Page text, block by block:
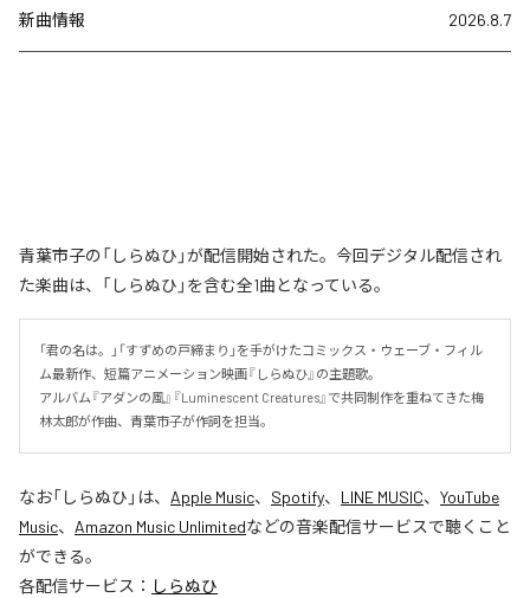
新曲情報 2026.8.7
青葉市子の「しらぬひ」が配信開始された。今回デジタル配信され
た楽曲は、「しらぬひ」を含む全1曲となっている。
「君の名は。」「すずめの戸締まり」を手がけたコミックス・ウェーブ・フィル
ム最新作、短篇アニメーション映画『しらぬひ』の主題歌。
アルバム『アダンの風』『Luminescent Creatures』で共同制作を重ねてきた梅
林太郎が作曲、青葉市子が作詞を担当。
なお「しらぬひ 」は、 Apple Music、 Spotify、 LINE MUSIC、 YouTube
Music、 Amazon Music Unlimitedなどの音楽配信サービスで聴くこと
ができる。
各配信サービス： しらぬひ